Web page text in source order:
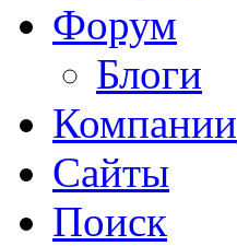
Форум
Блоги
Компании
Сайты
Поиск